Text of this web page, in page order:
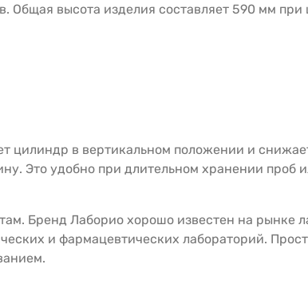
Общая высота изделия составляет 590 мм
цилиндр в вертикальном положении и
Это удобно при длительном хранении проб
Бренд Лаборио хорошо известен на рынке
и фармацевтических лабораторий.